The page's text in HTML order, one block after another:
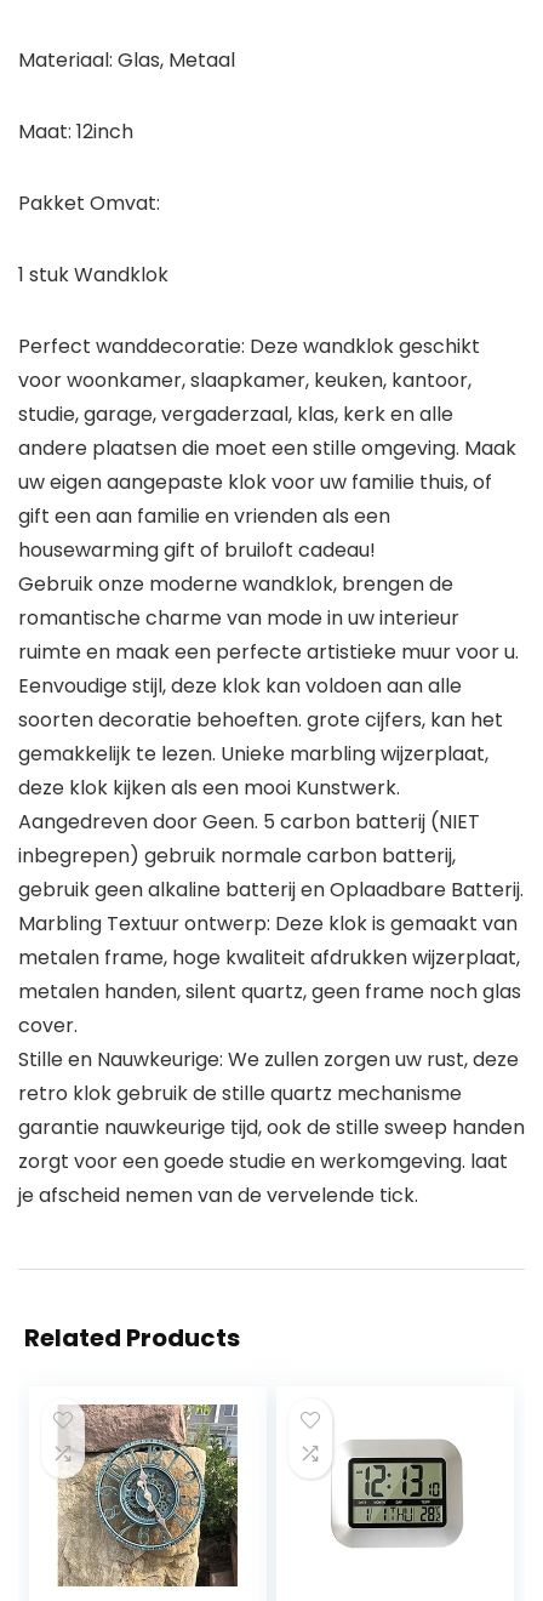
Materiaal: Glas, Metaal
Maat: 12inch
Pakket Omvat:
1 stuk Wandklok
Perfect wanddecoratie: Deze wandklok geschikt
voor woonkamer, slaapkamer, keuken, kantoor,
studie, garage, vergaderzaal, klas, kerk en alle
andere plaatsen die moet een stille omgeving. Maak
uw eigen aangepaste klok voor uw familie thuis, of
gift een aan familie en vrienden als een
housewarming gift of bruiloft cadeau!
Gebruik onze moderne wandklok, brengen de
romantische charme van mode in uw interieur
ruimte en maak een perfecte artistieke muur voor u.
Eenvoudige stijl, deze klok kan voldoen aan alle
soorten decoratie behoeften. grote cijfers, kan het
gemakkelijk te lezen. Unieke marbling wijzerplaat,
deze klok kijken als een mooi Kunstwerk.
Aangedreven door Geen. 5 carbon batterij (NIET
inbegrepen) gebruik normale carbon batterij,
gebruik geen alkaline batterij en Oplaadbare Batterij.
Marbling Textuur ontwerp: Deze klok is gemaakt van
metalen frame, hoge kwaliteit afdrukken wijzerplaat,
metalen handen, silent quartz, geen frame noch glas
cover.
Stille en Nauwkeurige: We zullen zorgen uw rust, deze
retro klok gebruik de stille quartz mechanisme
garantie nauwkeurige tijd, ook de stille sweep handen
zorgt voor een goede studie en werkomgeving. laat
je afscheid nemen van de vervelende tick.
Related Products